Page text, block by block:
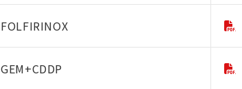
FOLFIRINOX
GEM+CDDP